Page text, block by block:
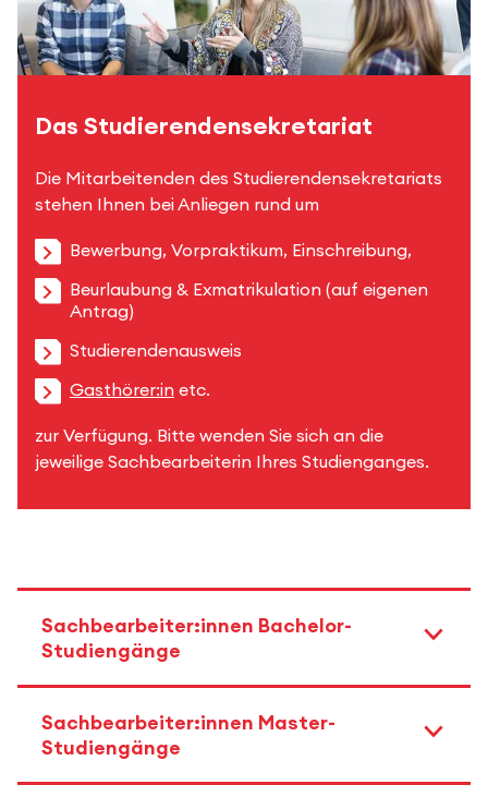
Das Studierendensekretariat
Die Mitarbeitenden des Studierendensekretariats
stehen Ihnen bei Anliegen rund um
Bewerbung, Vorpraktikum, Einschreibung,
Beurlaubung & Exmatrikulation (auf eigenen
Antrag)
Studierendenausweis
Gasthörer:in etc.
zur Verfügung. Bitte wenden Sie sich an die
jeweilige Sachbearbeiterin Ihres Studienganges.
Sachbearbeiter:innen Bachelor-
Studiengänge
Sachbearbeiter:innen Master-
Studiengänge